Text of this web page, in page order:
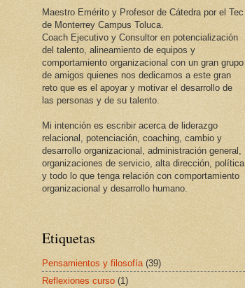
Maestro Emérito y Profesor de Cátedra por el Tec
de Monterrey Campus Toluca.
Coach Ejecutivo y Consultor en potencialización
del talento, alineamiento de equipos y
comportamiento organizacional con un gran grupo
de amigos quienes nos dedicamos a este gran
reto que es el apoyar y motivar el desarrollo de
las personas y de su talento.
Mi intención es escribir acerca de liderazgo
relacional, potenciación, coaching, cambio y
desarrollo organizacional, administración general,
organizaciones de servicio, alta dirección, política
y todo lo que tenga relación con comportamiento
organizacional y desarrollo humano.
Etiquetas
Pensamientos y filosofía (39)
Reflexiones curso (1)